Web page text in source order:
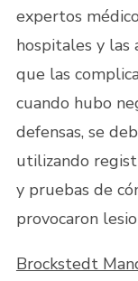
expertos
hospitales y las
que las
cuando hubo
defensas, se
utilizando
y pruebas de
provocaron
Brockstedt